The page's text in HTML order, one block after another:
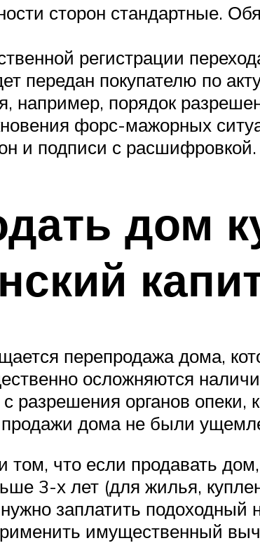
сторон стандартные.
регистрации
передан покупателю по
например, порядок
форс-мажорных
и подписи с расшифровкой.
дом
перепродажа дома,
осложняются
разрешения органов
продажи дома не были
том, что если продавать
3-х лет (для жилья,
заплатить
имущественный